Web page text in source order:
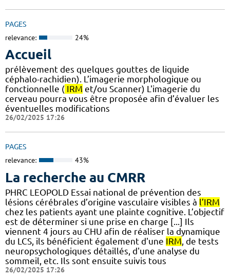
PAGES
relevance: 24%
Accueil
prélèvement des quelques gouttes de liquide
céphalo-rachidien). L’imagerie morphologique ou
fonctionnelle ( IRM et/ou Scanner) L'imagerie du
cerveau pourra vous être proposée afin d’évaluer les
éventuelles modifications
26/02/2025 17:26
PAGES
relevance: 43%
La recherche au CMRR
PHRC LEOPOLD Essai national de prévention des
lésions cérébrales d’origine vasculaire visibles à l’IRM
chez les patients ayant une plainte cognitive. L’objectif
est de déterminer si une prise en charge [...] Ils
viennent 4 jours au CHU afin de réaliser la dynamique
du LCS, ils bénéficient également d'une IRM , de tests
neuropsychologiques détaillés, d'une analyse du
sommeil, etc. Ils sont ensuite suivis tous
26/02/2025 17:26